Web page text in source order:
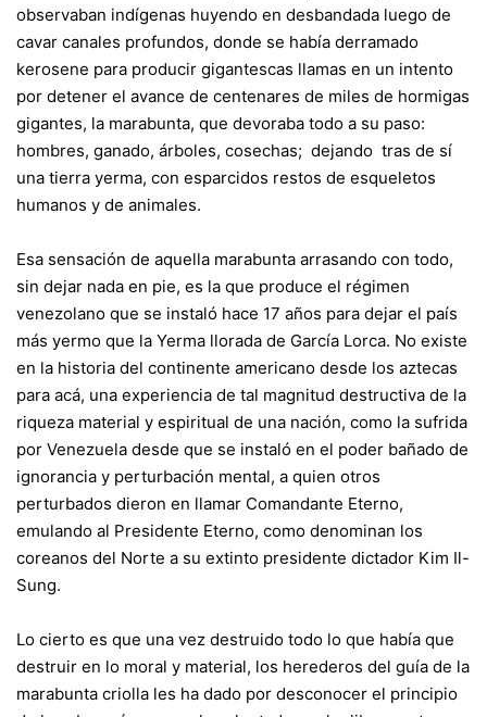
observaban indígenas huyendo en desbandada luego de
cavar canales profundos, donde se había derramado
kerosene para producir gigantescas llamas en un intento
por detener el avance de centenares de miles de hormigas
gigantes, la marabunta, que devoraba todo a su paso:
hombres, ganado, árboles, cosechas; dejando tras de sí
una tierra yerma, con esparcidos restos de esqueletos
humanos y de animales.
Esa sensación de aquella marabunta arrasando con todo,
sin dejar nada en pie, es la que produce el régimen
venezolano que se instaló hace 17 años para dejar el país
más yermo que la Yerma llorada de García Lorca. No existe
en la historia del continente americano desde los aztecas
para acá, una experiencia de tal magnitud destructiva de la
riqueza material y espiritual de una nación, como la sufrida
por Venezuela desde que se instaló en el poder bañado de
ignorancia y perturbación mental, a quien otros
perturbados dieron en llamar Comandante Eterno,
emulando al Presidente Eterno, como denominan los
coreanos del Norte a su extinto presidente dictador Kim Il-
Sung.
Lo cierto es que una vez destruido todo lo que había que
destruir en lo moral y material, los herederos del guía de la
marabunta criolla les ha dado por desconocer el principio